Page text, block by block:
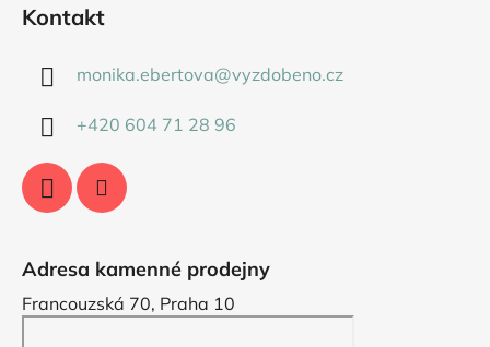
Kontakt
monika.ebertova@vyzdobeno.cz
+420 604 71 28 96
Adresa kamenné prodejny
Francouzská 70, Praha 10